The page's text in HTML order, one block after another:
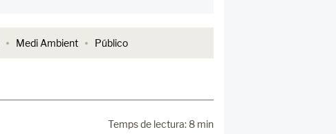
Medi Ambient Público
Temps de lectura: 8 min